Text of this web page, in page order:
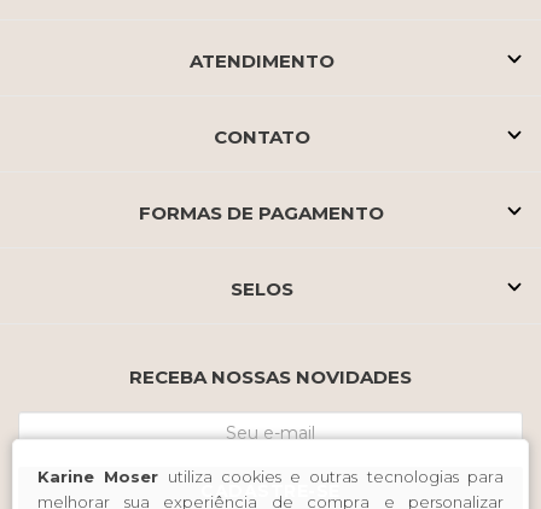
Karine Moser utiliza cookies e outras tecnologias para
melhorar sua experiência de compra e personalizar
ATENDIMENTO
CONTATO
FORMAS DE PAGAMENTO
SELOS
RECEBA NOSSAS NOVIDADES
CADASTRE-SE